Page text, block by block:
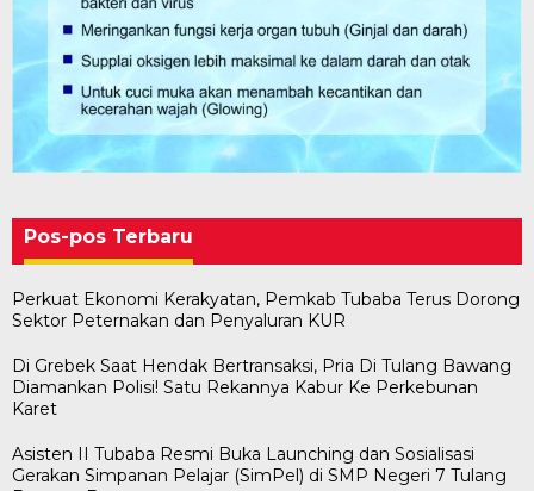
Pos-pos Terbaru
Perkuat Ekonomi Kerakyatan, Pemkab Tubaba Terus Dorong
Sektor Peternakan dan Penyaluran KUR
Di Grebek Saat Hendak Bertransaksi, Pria Di Tulang Bawang
Diamankan Polisi! Satu Rekannya Kabur Ke Perkebunan
Karet
Asisten II Tubaba Resmi Buka Launching dan Sosialisasi
Gerakan Simpanan Pelajar (SimPel) di SMP Negeri 7 Tulang